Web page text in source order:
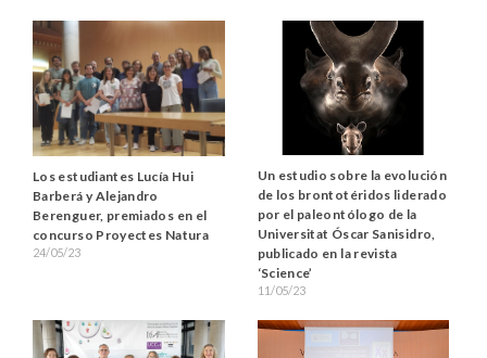
Los estudiantes Lucía Hui
Barberá y Alejandro
Berenguer, premiados en el
concurso Proyectes Natura
24/05/23
Un estudio sobre la evolución
de los brontotéridos liderado
por el paleontólogo de la
Universitat Óscar Sanisidro,
publicado en la revista
‘Science’
11/05/23